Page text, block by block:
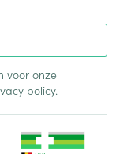
voor onze
policy.